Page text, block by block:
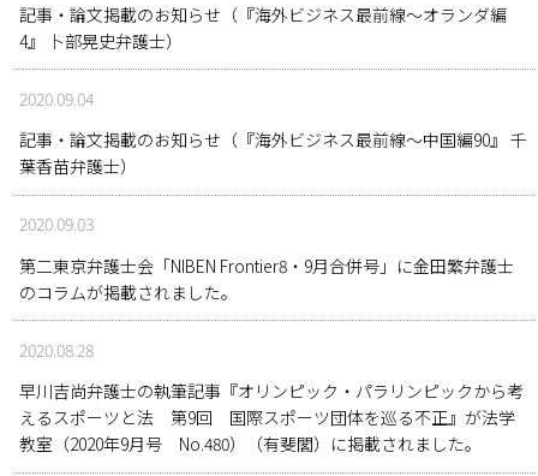
記事・論文掲載のお知らせ（『海外ビジネス最前線～オランダ編
4』 卜部晃史弁護士）
2020.09.04
記事・論文掲載のお知らせ（『海外ビジネス最前線～中国編90』 千
葉香苗弁護士）
2020.09.03
第二東京弁護士会「NIBEN Frontier8・9月合併号」に金田繁弁護士
のコラムが掲載されました。
2020.08.28
早川吉尚弁護士の執筆記事『オリンピック・パラリンピックから考
えるスポーツと法 第9回 国際スポーツ団体を巡る不正』が法学
教室（2020年9月号 No.480）（有斐閣）に掲載されました。